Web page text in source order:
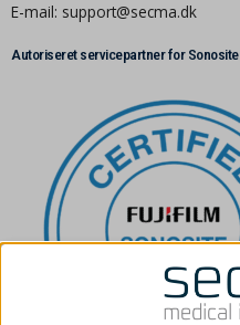
E-mail: support@secma.dk
Autoriseret servicepartner for Sonosite